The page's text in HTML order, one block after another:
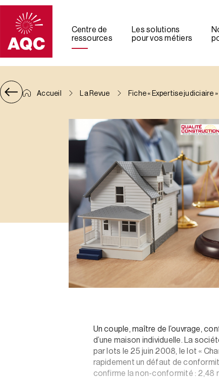
Panneau de gestion des cookies
Centre de
ressources
Les solutions
pour vos métiers
Accueil La Revue Fiche « Expertise judiciaire
Un couple, maître de l’ouvrage,
d’une maison individuelle. La
par lots le 25 juin 2008, le lot «
rapidement un défaut de
confirme la non-conformité : 2,48